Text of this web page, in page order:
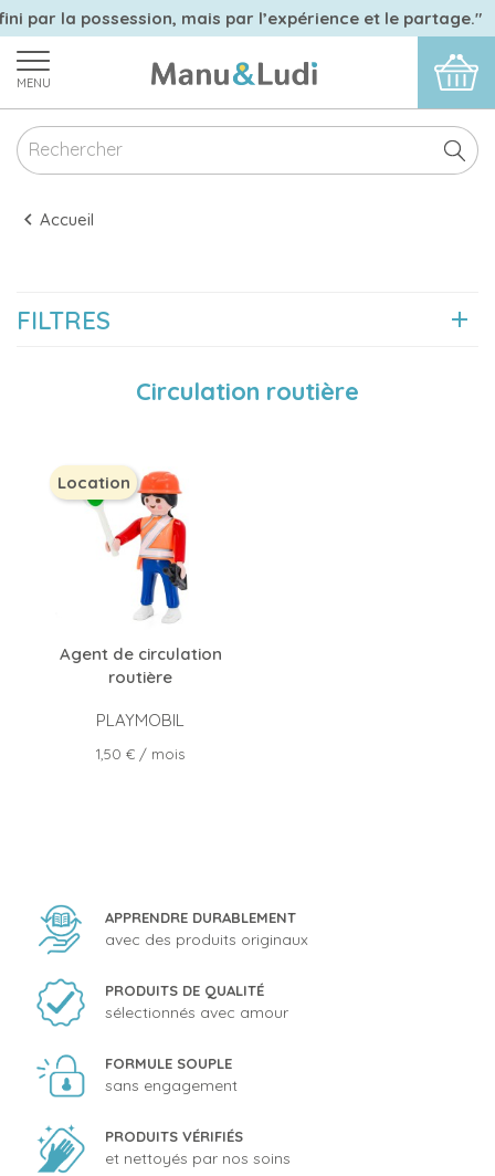
par la possession, mais par l’expérience et le partage."
MENU
Accueil
FILTRES
Circulation routière
Agent de circulation
routière
PLAYMOBIL
Prix
1,50 € / mois
Location
APPRENDRE DURABLEMENT
avec des produits originaux
PRODUITS DE QUALITÉ
sélectionnés avec amour
FORMULE SOUPLE
sans engagement
PRODUITS VÉRIFIÉS
et nettoyés par nos soins